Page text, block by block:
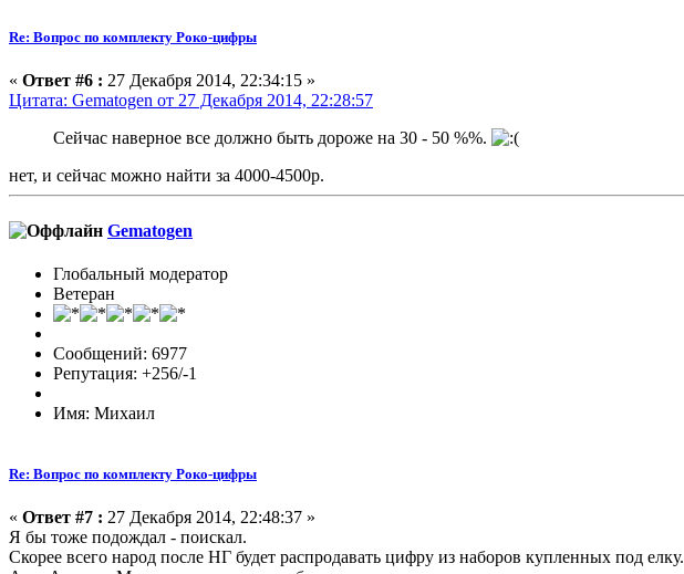
Re: Вопрос по комплекту Роко-цифры
« Ответ #6 : 27 Декабря 2014, 22:34:15 »
Цитата: Gematogen от 27 Декабря 2014, 22:28:57
Сейчас наверное все должно быть дороже на 30 - 50 %%.
нет, и сейчас можно найти за 4000-4500р.
Gematogen
Глобальный модератор
Ветеран
Сообщений: 6977
Репутация: +256/-1
Имя: Михаил
Re: Вопрос по комплекту Роко-цифры
« Ответ #7 : 27 Декабря 2014, 22:48:37 »
Я бы тоже подождал - поискал.
Скорее всего народ после НГ будет распродавать цифру из наборов купленных под елку.